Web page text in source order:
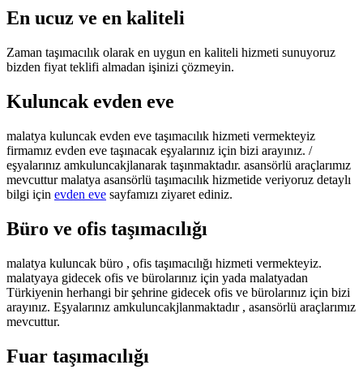
En ucuz ve en kaliteli
Zaman taşımacılık olarak en uygun en kaliteli hizmeti sunuyoruz
bizden fiyat teklifi almadan işinizi çözmeyin.
Kuluncak evden eve
malatya kuluncak evden eve taşımacılık hizmeti vermekteyiz
firmamız evden eve taşınacak eşyalarınız için bizi arayınız. /
eşyalarınız amkuluncakjlanarak taşınmaktadır. asansörlü araçlarımız
mevcuttur malatya asansörlü taşımacılık hizmetide veriyoruz detaylı
bilgi için evden eve sayfamızı ziyaret ediniz.
Büro ve ofis taşımacılığı
malatya kuluncak büro , ofis taşımacılığı hizmeti vermekteyiz.
malatyaya gidecek ofis ve bürolarınız için yada malatyadan
Türkiyenin herhangi bir şehrine gidecek ofis ve bürolarınız için bizi
arayınız. Eşyalarınız amkuluncakjlanmaktadır , asansörlü araçlarımız
mevcuttur.
Fuar taşımacılığı